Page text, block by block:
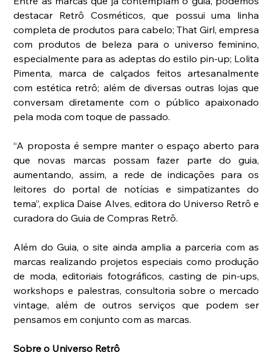
destacar Retrô Cosméticos, que possui uma linha
completa de produtos para cabelo; That Girl, empresa
com produtos de beleza para o universo feminino,
especialmente para as adeptas do estilo pin-up; Lolita
Pimenta, marca de calçados feitos artesanalmente
com estética retrô; além de diversas outras lojas que
conversam diretamente com o público apaixonado
pela moda com toque de passado.
“A proposta é sempre manter o espaço aberto para
que novas marcas possam fazer parte do guia,
aumentando, assim, a rede de indicações para os
leitores do portal de notícias e simpatizantes do
tema”, explica Daise Alves, editora do Universo Retrô e
curadora do Guia de Compras Retrô.
Além do Guia, o site ainda amplia a parceria com as
marcas realizando projetos especiais como produção
de moda, editoriais fotográficos, casting de pin-ups,
workshops e palestras, consultoria sobre o mercado
vintage, além de outros serviços que podem ser
pensamos em conjunto com as marcas.
Sobre o Universo Retrô